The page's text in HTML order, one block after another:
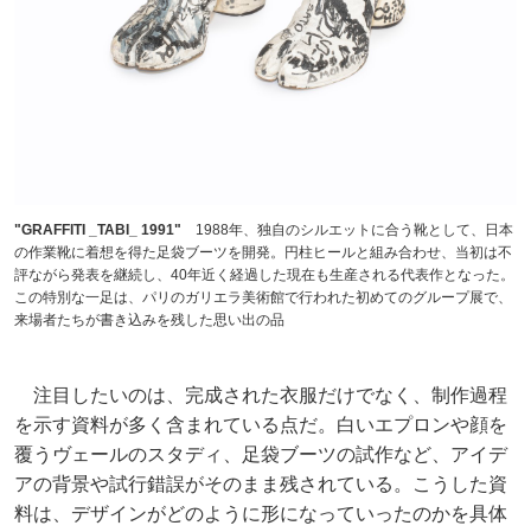
"GRAFFITI _TABI_ 1991" 1988年、独自のシルエットに合う靴として、日本
の作業靴に着想を得た足袋ブーツを開発。円柱ヒールと組み合わせ、当初は不
評ながら発表を継続し、40年近く経過した現在も生産される代表作となった。
この特別な一足は、パリのガリエラ美術館で行われた初めてのグループ展で、
来場者たちが書き込みを残した思い出の品
注目したいのは、完成された衣服だけでなく、制作過程
を示す資料が多く含まれている点だ。白いエプロンや顔を
覆うヴェールのスタディ、足袋ブーツの試作など、アイデ
アの背景や試行錯誤がそのまま残されている。こうした資
料は、デザインがどのように形になっていったのかを具体